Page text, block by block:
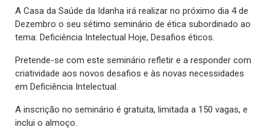
A Casa da Saúde da Idanha irá realizar no próximo dia 4 de
Dezembro o seu sétimo seminário de ética subordinado ao
tema: Deficiência Intelectual Hoje, Desafios éticos.
Pretende-se com este seminário refletir e a responder com
criatividade aos novos desafios e às novas necessidades
em Deficiência Intelectual.
A inscrição no seminário é gratuita, limitada a 150 vagas, e
inclui o almoço.